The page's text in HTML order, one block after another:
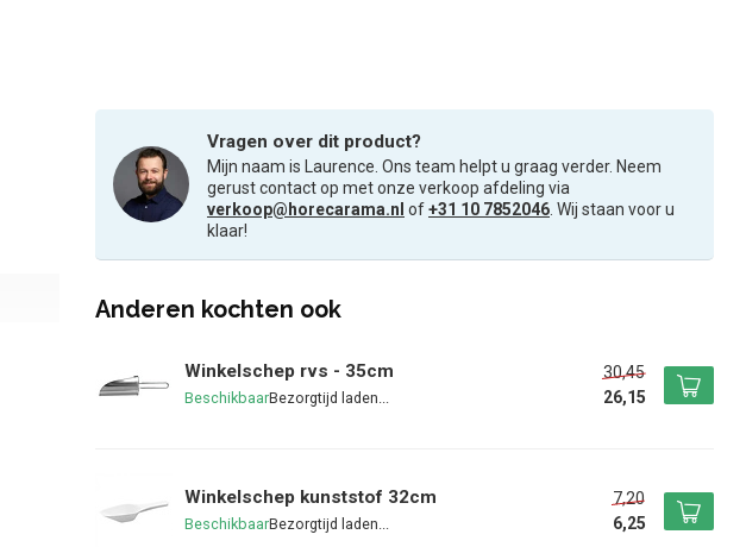
Vragen over dit product?
Mijn naam is Laurence. Ons team helpt u graag verder. Neem
gerust contact op met onze verkoop afdeling via
verkoop@horecarama.nl of+31 10 7852046 . Wij staan voor u
klaar!
Anderen kochten ook
Winkelschep rvs - 35cm
Beschikbaar
30,45
26,15
Winkelschep kunststof 32cm
Beschikbaar
7,20
6,25